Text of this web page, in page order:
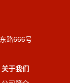
路666号
关于我们